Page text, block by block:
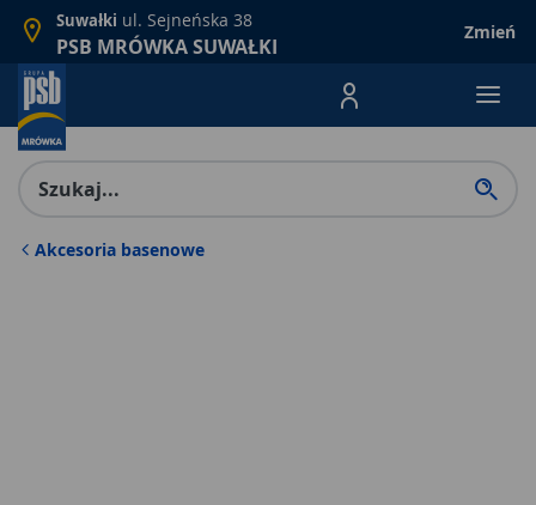
Suwałki ul. Sejneńska 38
PSB MRÓWKA SUWAŁKI
Zmień
Menu Produktów,
Akcesoria basenowe